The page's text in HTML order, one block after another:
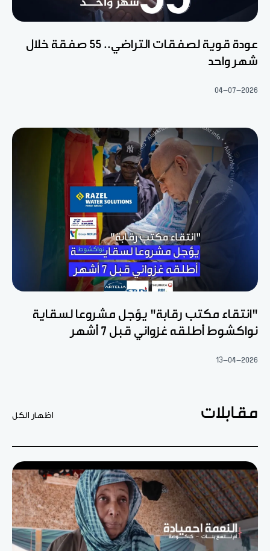
عودة قوية لصفقات التراضي.. 55 صفقة خلال
شهر واحد
04-07-2026
"انتقاء مكتب رقابة" يؤجل مشروعا لسقاية
نواكشوط أطلقه غزواني قبل 7 أشهر
13-04-2026
مقابلات اظهار الكل